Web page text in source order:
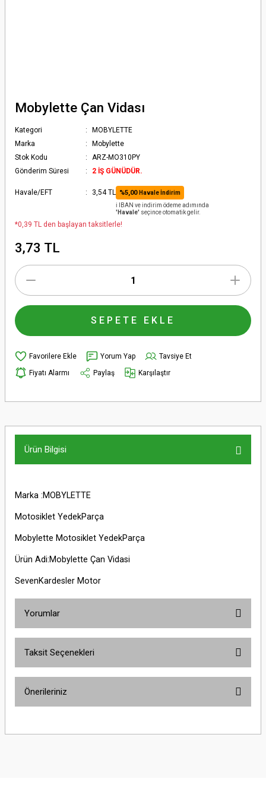
Mobylette Çan Vidası
Kategori
MOBYLETTE
Marka
Mobylette
Stok Kodu
ARZ-MO310PY
Gönderim Süresi
2 İŞ GÜNÜDÜR.
Havale/EFT 3,54 TL %5,00 Havale İndirim
ℹ️ IBAN ve indirim ödeme adımında
'Havale' seçince otomatik gelir.
*0,39 TL den başlayan taksitlerle!
3,73 TL
SEPETE EKLE
Yorum Yap
Tavsiye Et
Fiyatı Alarmı
Paylaş Karşılaştır
Ürün Bilgisi
Marka :MOBYLETTE
Motosiklet YedekParça
Mobylette Motosiklet YedekParça
Ürün Adi:Mobylette Çan Vidasi
SevenKardesler Motor
Yorumlar
Taksit Seçenekleri
Önerileriniz
yetersiz gördüğünüz noktaları öneri formunu kullanarak tarafımıza